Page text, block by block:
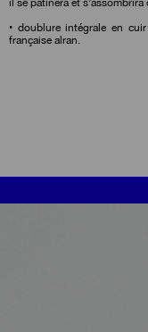
il se patinera et
• doublure intégrale en
française alran.